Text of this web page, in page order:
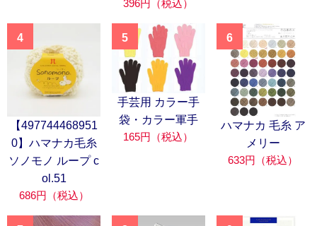
396円（税込）
4
【497744468951
0】ハマナカ毛糸
ソノモノ ループ c
ol.51
686円（税込）
5
手芸用 カラー手
袋・カラー軍手
165円（税込）
6
ハマナカ 毛糸 ア
メリー
633円（税込）